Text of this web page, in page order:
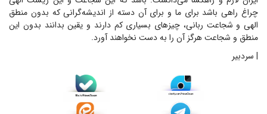
چراغ راهی باشد برای ما و برای آن دسته از اندیشه‌گرانی که بدون منطق
الهی و شجاعت ربانی، چیز‌های بسیاری کم دارند و یقین بدانند بدون این
منطق و شجاعت هرگز آن را به دست نخواهند آورد.
| سردبیر